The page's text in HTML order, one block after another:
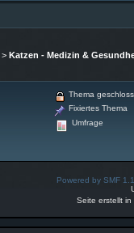
> Katzen - Medizin &
Thema
Fixiertes Thema
Umfrage
Powered by SMF
Seite erstellt